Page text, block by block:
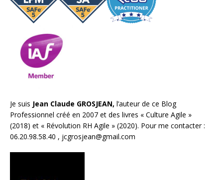
Je suis Jean Claude GROSJEAN, l’auteur de ce Blog
Professionnel créé en 2007 et des livres « Culture Agile »
(2018) et « Révolution RH Agile » (2020). Pour me contacter :
06.20.98.58.40 , jcgrosjean@gmail.com